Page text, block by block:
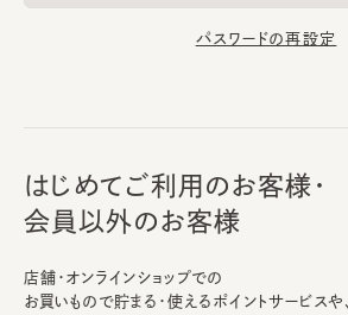
パスワードの再設定
はじめてご利用のお客様・
会員以外のお客様
店舗・オンラインショップでの
お買いもので貯まる・使えるポイントサービスや、